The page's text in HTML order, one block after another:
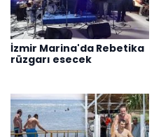
İzmir Marina'da Rebetika
rüzgarı esecek